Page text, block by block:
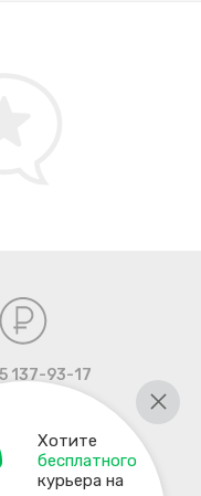
Хотите
бесплатного
курьера на
137-93-17